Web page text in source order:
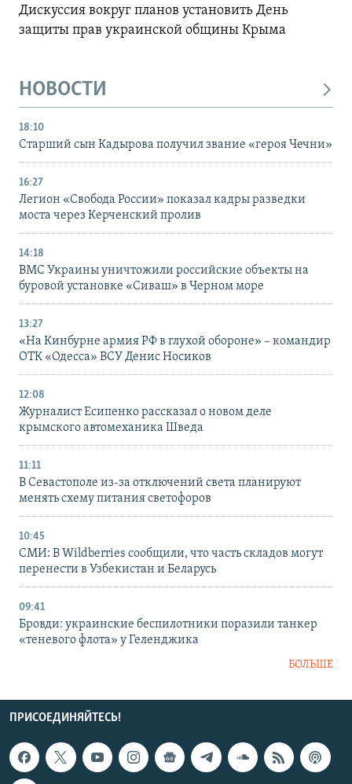
Дискуссия вокруг планов установить День
защиты прав украинской общины Крыма
НОВОСТИ
18:10
Старший сын Кадырова получил звание «героя Чечни»
16:27
Легион «Свобода России» показал кадры разведки
моста через Керченский пролив
14:18
ВМС Украины уничтожили российские объекты на
буровой установке «Сиваш» в Черном море
13:27
«На Кинбурне армия РФ в глухой обороне» – командир
ОТК «Одесса» ВСУ Денис Носиков
12:08
Журналист Есипенко рассказал о новом деле
крымского автомеханика Шведа
11:11
В Севастополе из-за отключений света планируют
менять схему питания светофоров
10:45
СМИ: В Wildberries сообщили, что часть складов могут
перенести в Узбекистан и Беларусь
09:41
Бровди: украинские беспилотники поразили танкер
«теневого флота» у Геленджика
БОЛЬШЕ
ПРИСОЕДИНЯЙТЕСЬ!